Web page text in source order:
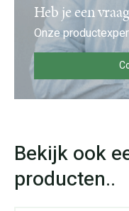
Heb je een
Onze